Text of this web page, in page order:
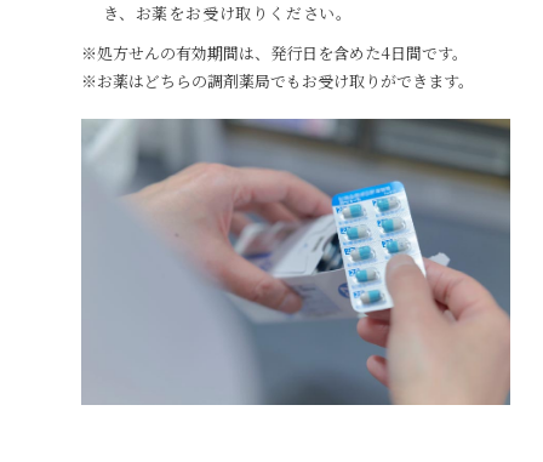
き、お薬をお受け取りください。
※処方せんの有効期間は、発行日を含めた4日間です。
※お薬はどちらの調剤薬局でもお受け取りができます。